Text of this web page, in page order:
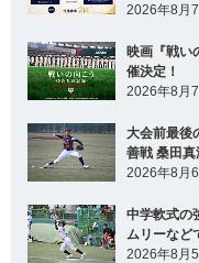
2026年8月7
映画『戦い
催決定！
2026年8月7
大会前最後
善戦 桑田真
2026年8月6
中学軟式の
ムリーなど
2026年8月5